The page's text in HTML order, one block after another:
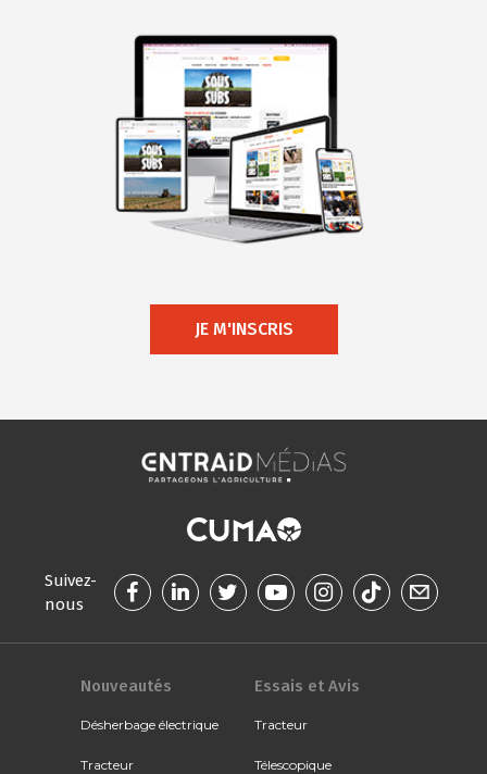
JE M'INSCRIS
Suivez-
nous
Nouveautés
Désherbage électrique
Tracteur
Essais et Avis
Tracteur
Télescopique